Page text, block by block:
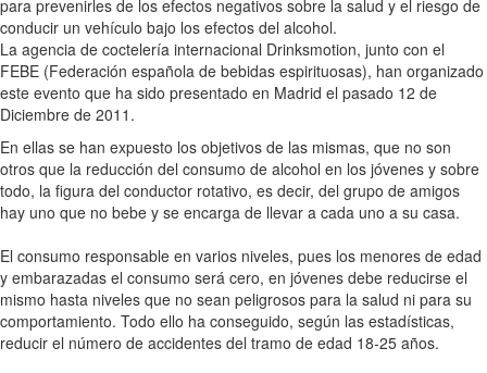
para prevenirles de los efectos negativos sobre la salud y el riesgo de
conducir un vehículo bajo los efectos del alcohol.
La agencia de coctelería internacional Drinksmotion, junto con el
FEBE (Federación española de bebidas espirituosas), han organizado
este evento que ha sido presentado en Madrid el pasado 12 de
Diciembre de 2011.
En ellas se han expuesto los objetivos de las mismas, que no son
otros que la reducción del consumo de alcohol en los jóvenes y sobre
todo, la figura del conductor rotativo, es decir, del grupo de amigos
hay uno que no bebe y se encarga de llevar a cada uno a su casa.
El consumo responsable en varios niveles, pues los menores de edad
y embarazadas el consumo será cero, en jóvenes debe reducirse el
mismo hasta niveles que no sean peligrosos para la salud ni para su
comportamiento. Todo ello ha conseguido, según las estadísticas,
reducir el número de accidentes del tramo de edad 18-25 años.